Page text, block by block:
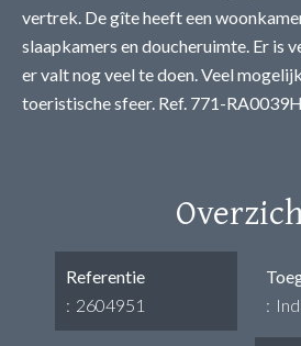
vertrek. De gîte heeft een
slaapkamers en doucheruimte. Er is
er valt nog veel te doen. Veel
toeristische sfeer. Ref. 771-
Referentie
2604951